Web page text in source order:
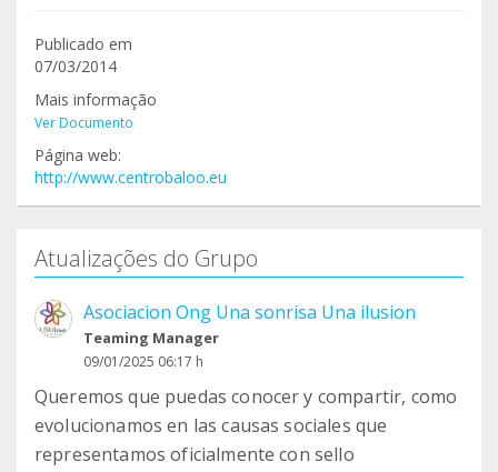
Publicado em
07/03/2014
Mais informação
Ver Documento
Página web:
http://www.centrobaloo.eu
Atualizações do Grupo
Asociacion Ong Una sonrisa Una ilusion
Teaming Manager
09/01/2025 06:17 h
Queremos que puedas conocer y compartir, como
evolucionamos en las causas sociales que
representamos oficialmente con sello